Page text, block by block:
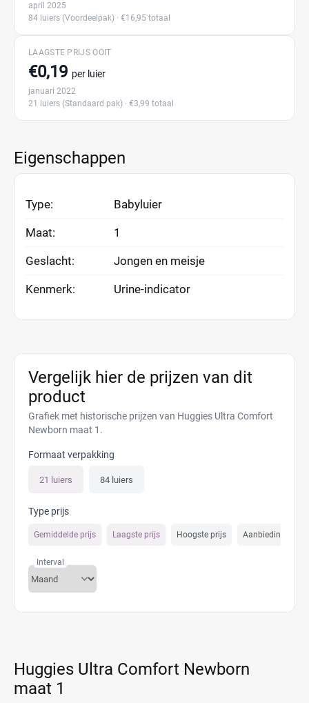
april 2025
84 luiers (Voordeelpak) · €16,95 totaal
LAAGSTE PRIJS OOIT
€0,19 per luier
januari 2022
21 luiers (Standaard pak) · €3,99 totaal
Eigenschappen
Type: Babyluier
Maat: 1
Geslacht: Jongen en meisje
Kenmerk: Urine-indicator
Vergelijk hier de prijzen van dit
product
Grafiek met historische prijzen van Huggies Ultra Comfort
Newborn maat 1.
Formaat verpakking
21 luiers 84 luiers
Type prijs
Gemiddelde prijs Laagste prijs Hoogste prijs Aanbiedings prijs
Interval
Huggies Ultra Comfort Newborn
maat 1